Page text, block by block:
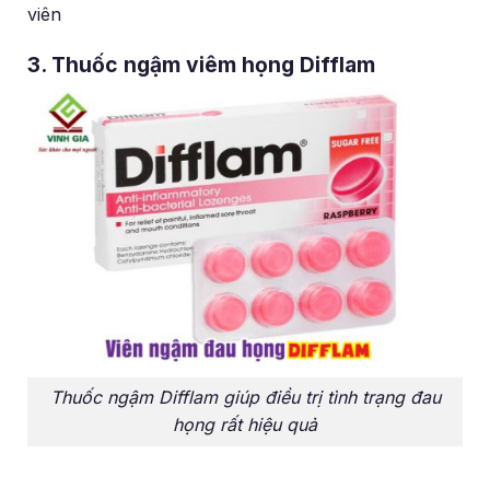
viên
3. Thuốc ngậm viêm họng Difflam
Thuốc ngậm Difflam giúp điều trị tình trạng đau
họng rất hiệu quả